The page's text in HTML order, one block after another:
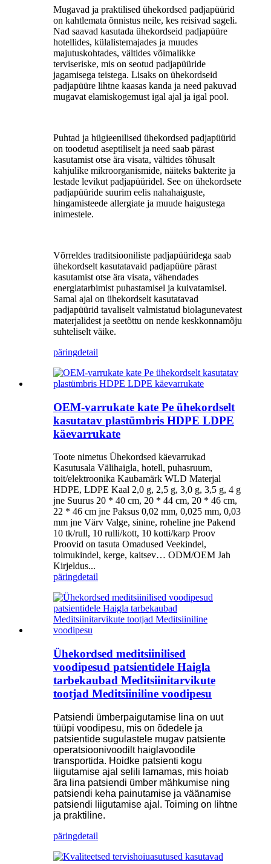
Mugavad ja praktilised ühekordsed padjapüürid
on kahtlemata õnnistus neile, kes reisivad sageli.
Nad saavad kasutada ühekordseid padjapüüre
hotellides, külalistemajades ja muudes
majutuskohtades, vältides võimalikke
terviseriske, mis on seotud padjapüüride
jagamisega teistega. Lisaks on ühekordseid
padjapüüre lihtne kaasas kanda ja need pakuvad
mugavat elamiskogemust igal ajal ja igal pool.
Puhtad ja hügieenilised ühekordsed padjapüürid
on toodetud aseptiliselt ja need saab pärast
kasutamist otse ära visata, vältides tõhusalt
kahjulike mikroorganismide, näiteks bakterite ja
lestade levikut padjapüüridel. See on ühekordsete
padjapüüride suurim eelis nahahaiguste,
hingamisteede allergiate ja muude haigustega
inimestele.
Võrreldes traditsiooniliste padjapüüridega saab
ühekordselt kasutatavaid padjapüüre pärast
kasutamist otse ära visata, vähendades
energiatarbimist puhastamisel ja kuivatamisel.
Samal ajal on ühekordselt kasutatavad
padjapüürid tavaliselt valmistatud biolagunevatest
materjalidest ja seetõttu on nende keskkonnamõju
suhteliselt väike.
päringdetail
OEM-varrukate kate Pe ühekordselt
kasutatav plastümbris HDPE LDPE
käevarrukate
Toote nimetus Ühekordsed käevarrukad
Kasutusala Välihaigla, hotell, puhasruum,
toit/elektroonika Kaubamärk WLD Materjal
HDPE, LDPE Kaal 2,0 g, 2,5 g, 3,0 g, 3,5 g, 4 g
jne Suurus 20 * 40 cm, 20 * 44 cm, 20 * 46 cm,
22 * 46 cm jne Paksus 0,02 mm, 0,025 mm, 0,03
mm jne Värv Valge, sinine, roheline jne Pakend
10 tk/rull, 10 rulli/kott, 10 kotti/karp Proov
Proovid on tasuta Omadused Veekindel,
tolmukindel, kerge, kaitsev… ODM/OEM Jah
Kirjeldus...
päringdetail
Ühekordsed meditsiinilised
voodipesud patsientidele Haigla
tarbekaubad Meditsiinitarvikute
tootjad Meditsiiniline voodipesu
Patsiendi ümberpaigutamise lina on uut
tüüpi voodipesu, mis on õdedele ja
patsientide sugulastele mugav patsiente
operatsioonivoodilt haiglavoodile
transportida. Hoidke patsienti kogu
liigutamise ajal selili lamamas, mis hoiab
ära lina patsiendi ümber mähkumise ning
patsiendi keha painutamise ja väänamise
patsiendi liigutamise ajal. Toiming on lihtne
ja praktiline.
päringdetail